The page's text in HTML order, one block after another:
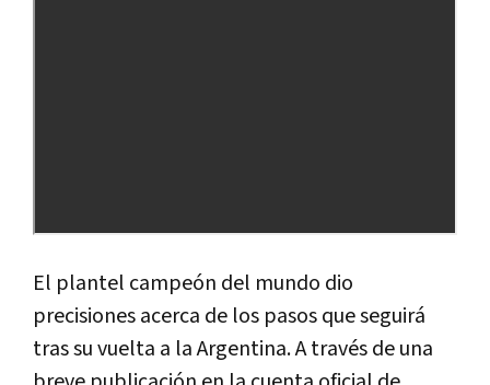
El plantel campeón del mundo dio
precisiones acerca de los pasos que seguirá
tras su vuelta a la Argentina. A través de una